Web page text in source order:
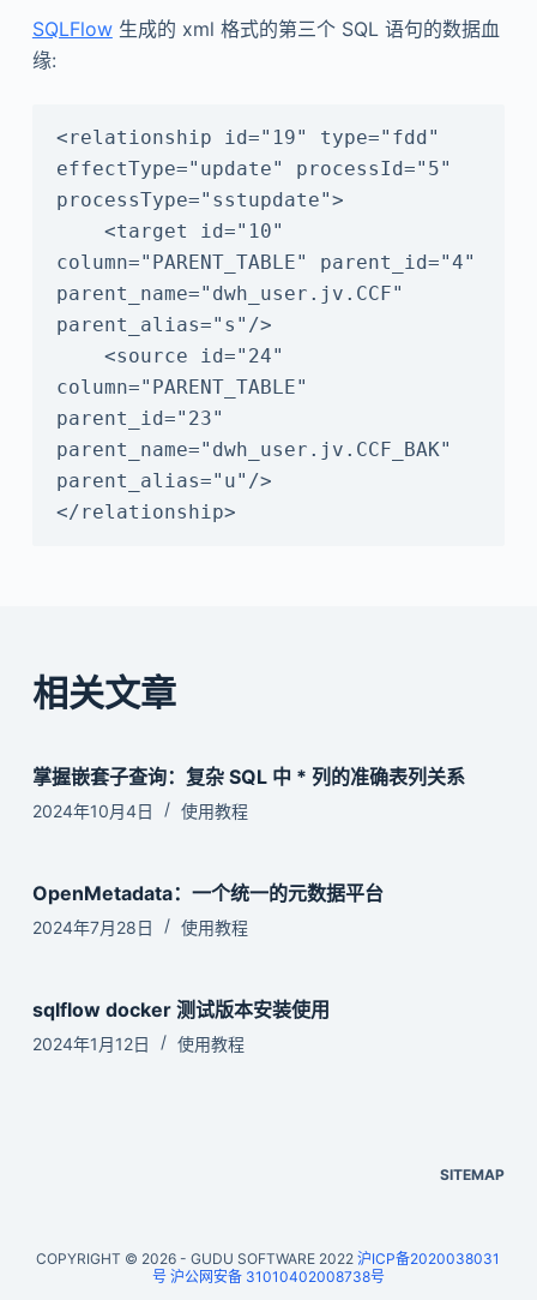
SQLFlow生成的 xml 格式的第三个 SQL 语句的数据血
缘:
<relationship id="19" type="fdd"
effectType="update" processId="5"
processType="sstupdate">
column="PARENT_TABLE" parent_id="4"
parent_name="dwh_user.jv.CCF"
parent_alias="s"/>
column="PARENT_TABLE"
parent_id="23"
parent_name="dwh_user.jv.CCF_BAK"
parent_alias="u"/>
</relationship>
相关文章
掌握嵌套子查询：复杂 SQL 中 * 列的准确表列关系
2024年10月4日 使用教程
OpenMetadata：一个统一的元数据平台
2024年7月28日 使用教程
sqlflow docker 测试版本安装使用
2024年1月12日 使用教程
SITEMAP
COPYRIGHT © 2026 - GUDU SOFTWARE 2022沪ICP备2020038031
号 沪公网安备 31010402008738号